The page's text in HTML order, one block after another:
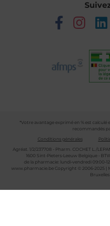
*Votre avantage exprimé en % est
recommandés
Conditions générales
Agréat. 1/2/237708 - Pharm. COCHET L./
1600 Sint-Pieters-Leeuw Belgique -
de la pharmacie: lundi-vendredi 09:00-
www.pharmacie.beCopyright © 2006-2025 |